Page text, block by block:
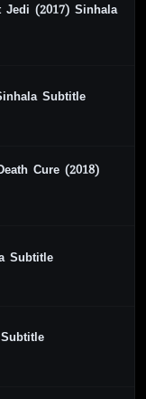
Jedi (2017) Sinhala
Subtitle
Cure (2018)
Subtitle